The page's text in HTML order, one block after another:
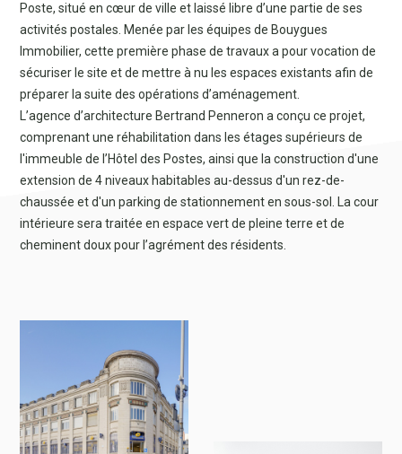
Poste, situé en cœur de ville et laissé libre d’une partie de ses
activités postales. Menée par les équipes de Bouygues
Immobilier, cette première phase de travaux a pour vocation de
sécuriser le site et de mettre à nu les espaces existants afin de
préparer la suite des opérations d’aménagement.
L’agence d’architecture Bertrand Penneron a conçu ce projet,
comprenant une réhabilitation dans les étages supérieurs de
l'immeuble de l’Hôtel des Postes, ainsi que la construction d'une
extension de 4 niveaux habitables au-dessus d'un rez-de-
chaussée et d'un parking de stationnement en sous-sol. La cour
intérieure sera traitée en espace vert de pleine terre et de
cheminent doux pour l’agrément des résidents.